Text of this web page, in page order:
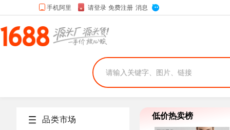
品类市场 低价热卖榜